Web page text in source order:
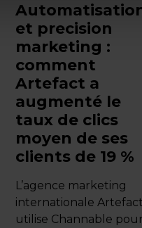
et precision
marketing :
comment
Artefact a
augmenté le
taux de clics
moyen de ses
clients de 19 %
L’agence marketing
internationale Artefact
utilise Channable pour